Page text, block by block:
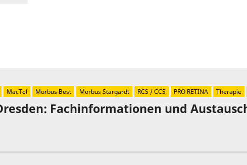
Fachinformationen und
MacTel Morbus Best Morbus Stargardt RCS / CCS PRO RETINA Therapie